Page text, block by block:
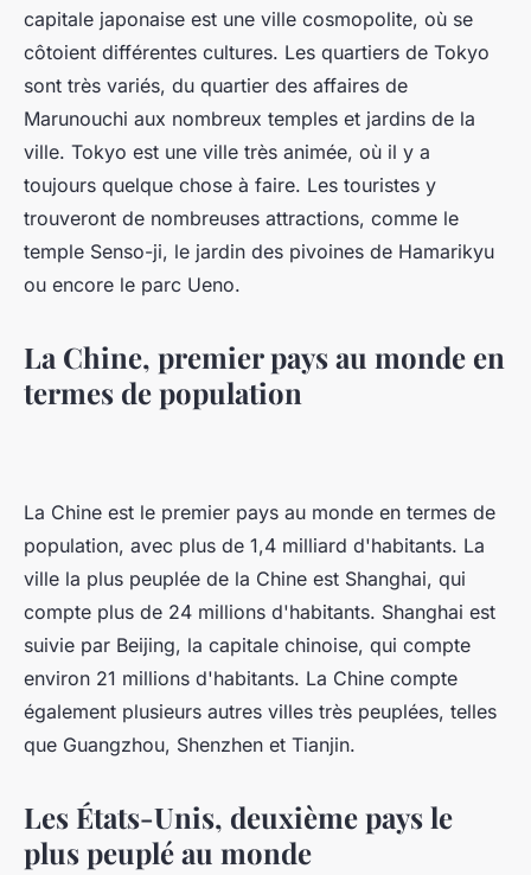
capitale japonaise est une ville cosmopolite, où se
côtoient différentes cultures. Les quartiers de Tokyo
sont très variés, du quartier des affaires de
Marunouchi aux nombreux temples et jardins de la
ville. Tokyo est une ville très animée, où il y a
toujours quelque chose à faire. Les touristes y
trouveront de nombreuses attractions, comme le
temple Senso-ji, le jardin des pivoines de Hamarikyu
ou encore le parc Ueno.
La Chine, premier pays au monde en
termes de population
La Chine est le premier pays au monde en termes de
population, avec plus de 1,4 milliard d'habitants. La
ville la plus peuplée de la Chine est Shanghai, qui
compte plus de 24 millions d'habitants. Shanghai est
suivie par Beijing, la capitale chinoise, qui compte
environ 21 millions d'habitants. La Chine compte
également plusieurs autres villes très peuplées, telles
que Guangzhou, Shenzhen et Tianjin.
Les États-Unis, deuxième pays le
plus peuplé au monde